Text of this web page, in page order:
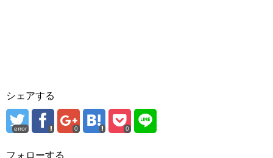
シェアする
error 0 0
フォローする